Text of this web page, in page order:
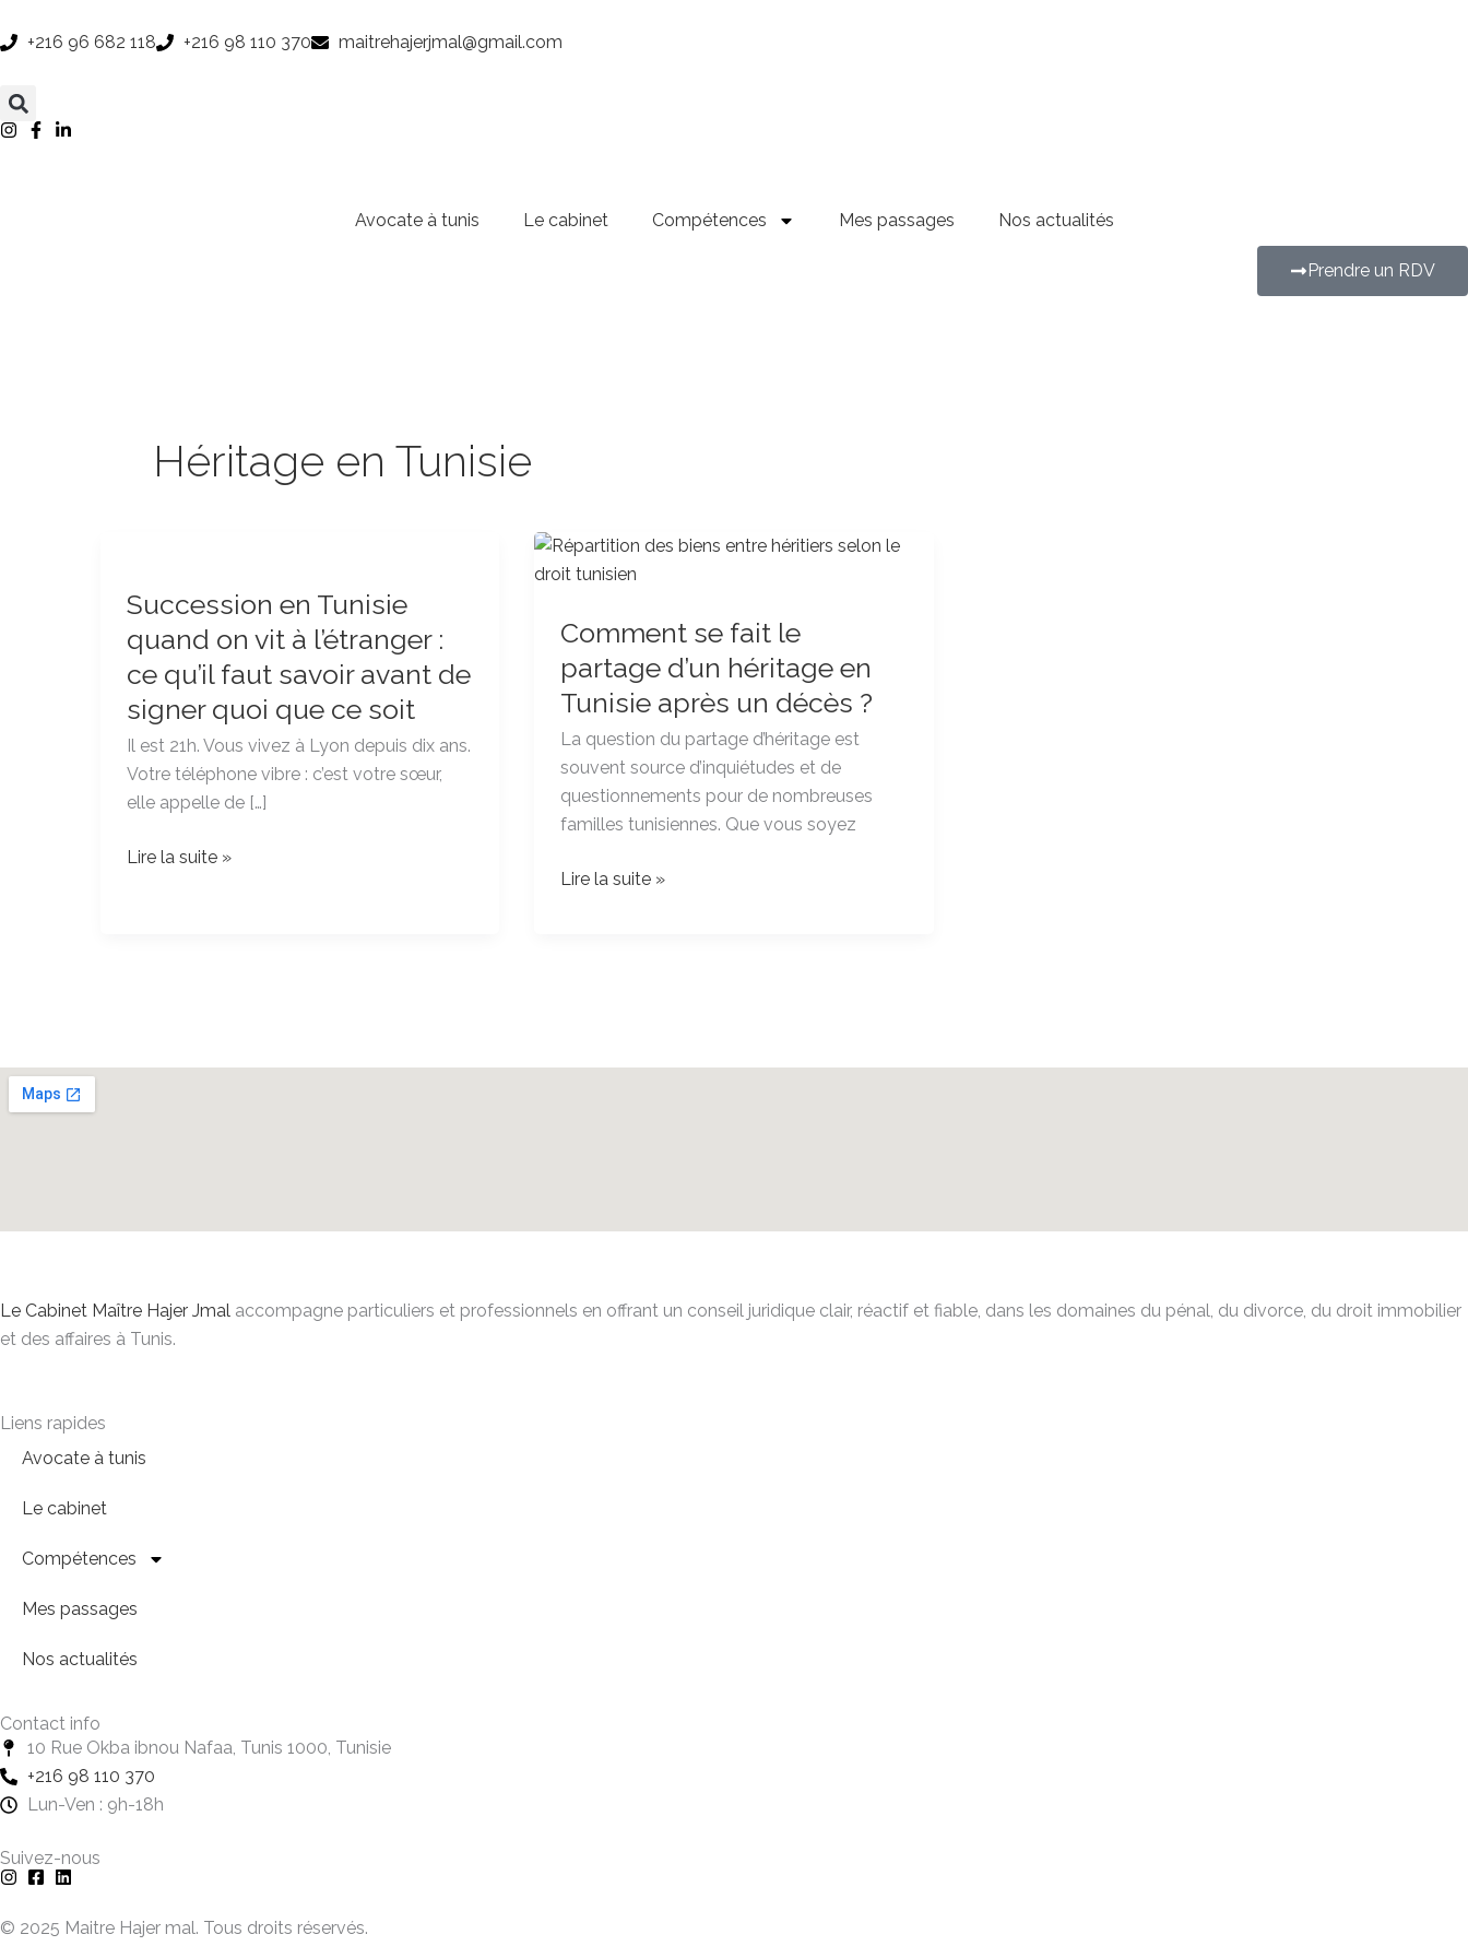
au +216 96 682 118 +216 98 110 370 maitrehajerjmal@gmail.com
Avocate à tunis Le cabinet Compétences Mes passages Nos actualités
Prendre un RDV
Héritage en Tunisie
Succession en Tunisie
quand on vit à l’étranger :
ce qu’il faut savoir avant de
signer quoi que ce soit
Il est 21h. Vous vivez à Lyon depuis dix ans.
Votre téléphone vibre : c’est votre sœur,
elle appelle de […]
Tunisie
quand
on
vit
à
l’étranger
:
ce
faut
Lire la suite »
Comment se fait le
partage d’un héritage en
Tunisie après un décès ?
La question du partage d’héritage est
souvent source d’inquiétudes et de
questionnements pour de nombreuses
familles tunisiennes. Que vous soyez
Comment
se
le
partage
d’un
héritage
en
Tunisie
après
un
?
Lire la suite »
Le Cabinet Maître Hajer Jmal accompagne particuliers et professionnels en offrant un conseil juridique clair, réactif et fiable, dans les domaines du pénal, du divorce, du droit immobilier
et des affaires à Tunis.
Liens rapides
Avocate à tunis
Le cabinet
Compétences
Mes passages
Nos actualités
Contact info
10 Rue Okba ibnou Nafaa, Tunis 1000, Tunisie
+216 98 110 370
Lun-Ven : 9h-18h
Suivez-nous
© 2025 Maitre Hajer mal. Tous droits réservés.